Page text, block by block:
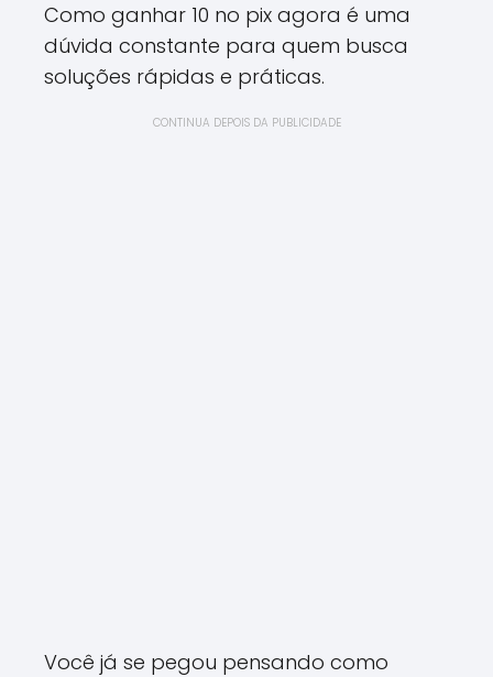
Como ganhar 10 no pix agora é uma
dúvida constante para quem busca
soluções rápidas e práticas.
CONTINUA DEPOIS DA PUBLICIDADE
Você já se pegou pensando como